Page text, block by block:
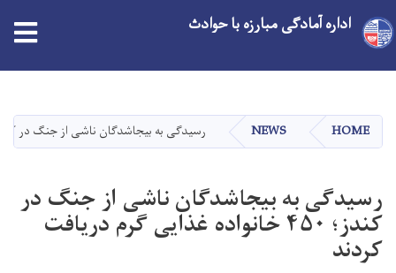
main
content
اداره آمادگی مبارزه با حوادث
HOME
NEWS رسیدگی به بیجاشدگان ناشی از جنگ در کندز؛ ۴۵۰ خانواده غذایی گرم دریافت
رسیدگی به بیجاشدگان ناشی از جنگ در
کندز؛ ۴۵۰ خانواده غذایی گرم دریافت
کردند